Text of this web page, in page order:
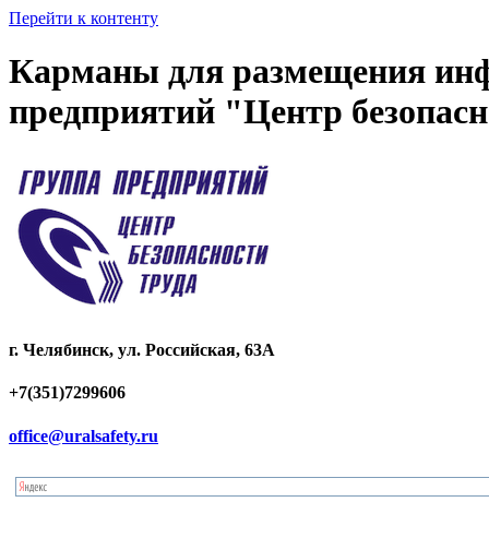
Перейти к контенту
Карманы для размещения
предприятий "Центр
г. Челябинск, ул. Российская, 63А
+7(351)7299606
office@uralsafety.ru